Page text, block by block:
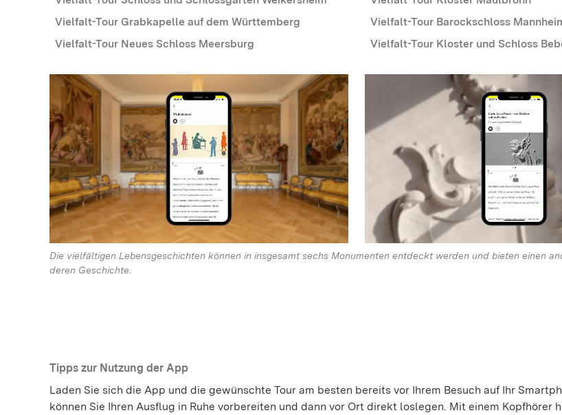
Vielfalt-Tour Grabkapelle auf dem Württemberg
Vielfalt-Tour Neues Schloss Meersburg
Vielfalt-Tour Barockschloss
Vielfalt-Tour Kloster und Schloss
Die vielfältigen Lebensgeschichten können in insgesamt sechs Monumenten entdeckt werden und bieten einen
deren Geschichte.
Tipps zur Nutzung der App
Laden Sie sich die App und die gewünschte Tour am besten bereits vor Ihrem Besuch auf Ihr
können Sie Ihren Ausflug in Ruhe vorbereiten und dann vor Ort direkt loslegen. Mit einem Kopfhörer